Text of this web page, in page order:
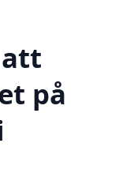
på